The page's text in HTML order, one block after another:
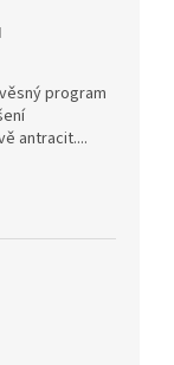
program
antracit....